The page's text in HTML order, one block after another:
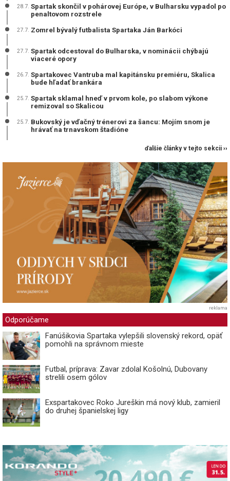
28.7. Spartak skončil v pohárovej Európe, v Bulharsku vypadol po
penaltovom rozstrele
27.7. Zomrel bývalý futbalista Spartaka Ján Barkóci
27.7. Spartak odcestoval do Bulharska, v nominácii chýbajú
viaceré opory
26.7. Spartakovec Vantruba mal kapitánsku premiéru, Skalica
bude hľadať brankára
25.7. Spartak sklamal hneď v prvom kole, po slabom výkone
remizoval so Skalicou
25.7. Bukovský je vďačný trénerovi za šancu: Mojím snom je
hrávať na trnavskom štadióne
ďalšie články v tejto sekcii ››
reklama
Odporúčame
Fanúšikovia Spartaka vylepšili slovenský rekord, opäť
pomohli na správnom mieste
Futbal, príprava: Zavar zdolal Košolnú, Dubovany
strelili osem gólov
Exspartakovec Roko Jureškin má nový klub, zamieril
do druhej španielskej ligy